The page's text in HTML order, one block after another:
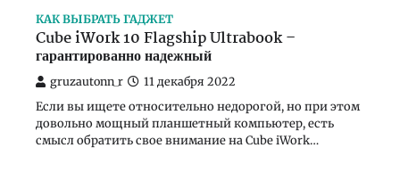
КАК ВЫБРАТЬ ГАДЖЕТ
Cube iWork 10 Flagship Ultrabook –
гарантированно надежный
gruzautonn_r 11 декабря 2022
Если вы ищете относительно недорогой, но при этом
довольно мощный планшетный компьютер, есть
смысл обратить свое внимание на Cube iWork…